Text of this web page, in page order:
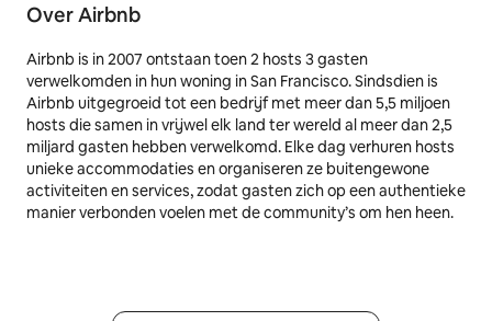
Over Airbnb
Airbnb is in 2007 ontstaan toen 2 hosts 3 gasten
verwelkomden in hun woning in San Francisco. Sindsdien is
Airbnb uitgegroeid tot een bedrijf met meer dan 5,5 miljoen
hosts die samen in vrijwel elk land ter wereld al meer dan 2,5
miljard gasten hebben verwelkomd. Elke dag verhuren hosts
unieke accommodaties en organiseren ze buitengewone
activiteiten en services, zodat gasten zich op een authentieke
manier verbonden voelen met de community’s om hen heen.